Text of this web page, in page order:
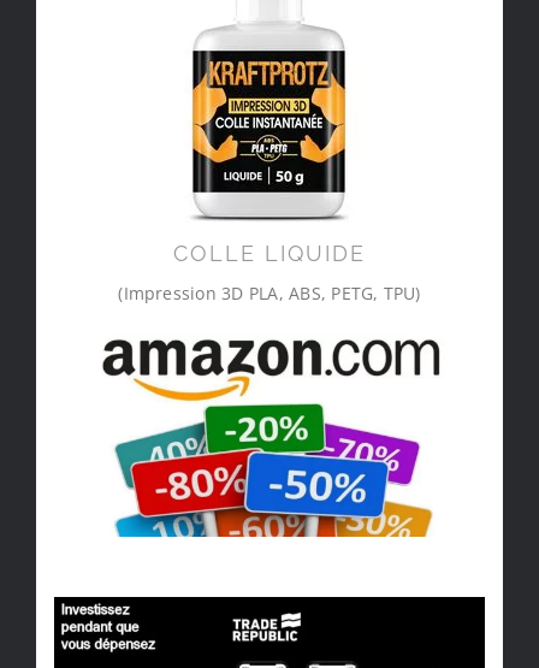
COLLE LIQUIDE
(Impression 3D PLA, ABS, PETG, TPU)